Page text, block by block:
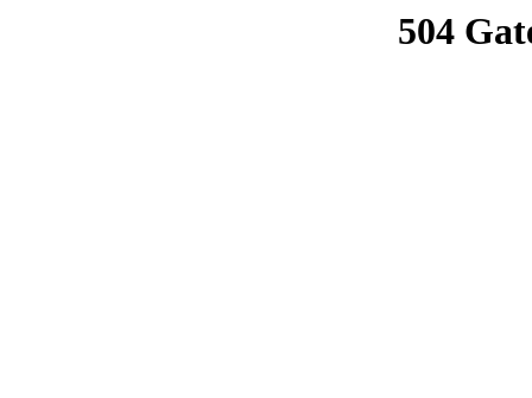
504